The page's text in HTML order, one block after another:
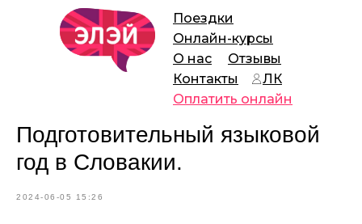
Поездки
Онлайн-курсы
О нас
Отзывы
Контакты
Оплатить онлайн
ЛК
Подготовительный языковой
год в Словакии.
2024-06-05 15:26